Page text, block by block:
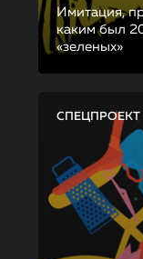
Имитация,
каким был
«зеленых»
СПЕЦПРОЕКТ